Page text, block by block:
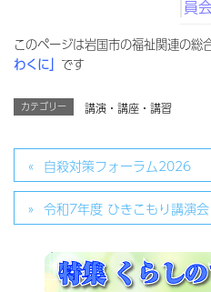
員
このページは岩国市の福祉関連の総
わくに」 です
カテゴリー 講演・講座・講習
自殺対策フォーラム2026
令和7年度 ひきこもり講演